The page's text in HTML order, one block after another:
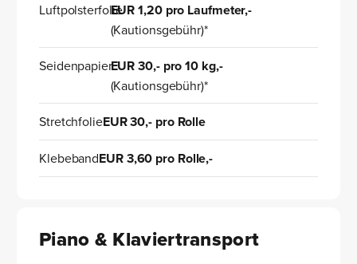
LuftpolsterfolieEUR 1,20 pro Laufmeter,-
(Kautionsgebühr)*
SeidenpapierEUR 30,- pro 10 kg,-
(Kautionsgebühr)*
StretchfolieEUR 30,- pro Rolle
KlebebandEUR 3,60 pro Rolle,-
Piano & Klaviertransport